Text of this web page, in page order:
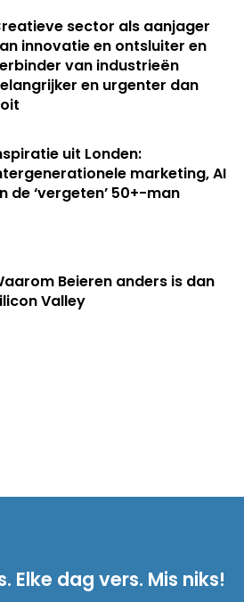
sector als aanjager
innovatie en ontsluiter en
van industrieën
en urgenter dan
uit Londen:
marketing, AI
de ‘vergeten’ 50+-man
Beieren anders is dan
Valley
Elke dag vers. Mis niks!